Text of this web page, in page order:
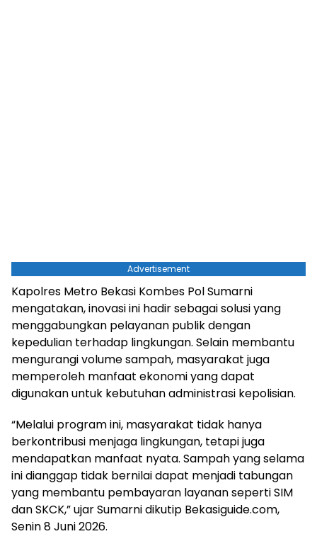
Advertisement
Kapolres Metro Bekasi Kombes Pol Sumarni
mengatakan, inovasi ini hadir sebagai solusi yang
menggabungkan pelayanan publik dengan
kepedulian terhadap lingkungan. Selain membantu
mengurangi volume sampah, masyarakat juga
memperoleh manfaat ekonomi yang dapat
digunakan untuk kebutuhan administrasi kepolisian.
“Melalui program ini, masyarakat tidak hanya
berkontribusi menjaga lingkungan, tetapi juga
mendapatkan manfaat nyata. Sampah yang selama
ini dianggap tidak bernilai dapat menjadi tabungan
yang membantu pembayaran layanan seperti SIM
dan SKCK,” ujar Sumarni dikutip Bekasiguide.com,
Senin 8 Juni 2026.